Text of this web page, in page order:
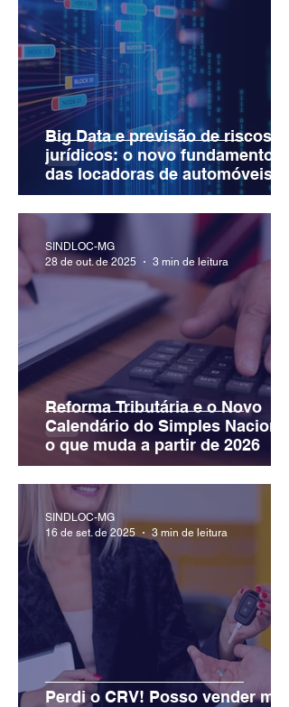
Big Data e previsão de riscos
jurídicos: o novo fundamento
das locadoras de automóveis
Reforma Tributária e o Novo
Calendário do Simples Nacional:
o que muda a partir de 2026
SINDLOC-MG
28 de out. de 2025
3 min de leitura
Perdi o CRV! Posso vender meu
SINDLOC-MG
16 de set. de 2025
3 min de leitura